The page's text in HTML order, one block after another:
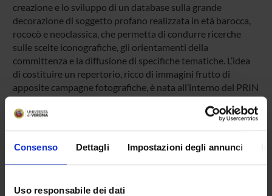
Consenso Dettagli Impostazioni degli annunci
Uso responsabile dei dati
creazione e lo sviluppo di un database sulla grande
decorazione di soggetto profano realizzata in età barocca,
rococò e neoclassica, che permetta di condurre ricerche
sulle scelte iconografiche, gli orientamenti della
committenza e la diffusione di specifiche tematiche. L’idea
di costituire un repertorio, ricco di immagini frutto di
apposite campagne fotografiche, è nata all’interno del PRIN
2010-2011 (Coordinatore nazionale prof. Giuseppe
Pavanello, Università di Trieste). La prima fase di lavoro si
veronesi realizzato in collaborazione con l’Università di
Padova.